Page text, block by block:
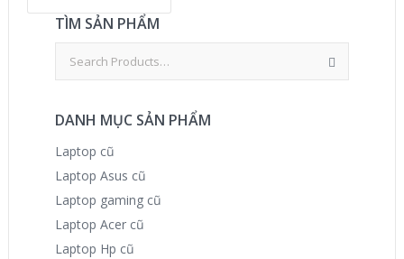
TÌM SẢN PHẨM
DANH MỤC SẢN PHẨM
Laptop cũ
Laptop Asus cũ
Laptop gaming cũ
Laptop Acer cũ
Laptop Hp cũ